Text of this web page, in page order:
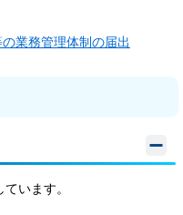
業務管理体制の届出
います。